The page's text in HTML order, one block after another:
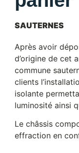
SAUTERNES
Après avoir
d’origine de cet
commune
clients
isolante
luminosité ainsi
Le châssis
effraction en